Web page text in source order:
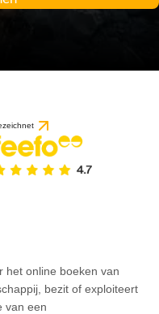
het online boeken van
bezit of exploiteert
van een